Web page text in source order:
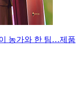
농가와 한 팀…제품